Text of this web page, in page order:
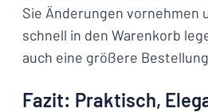
Sie Änderungen vornehmen
schnell in den Warenkorb
auch eine größere
Fazit: Praktisch,